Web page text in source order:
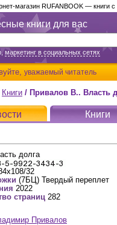
книги для вас
маркетинг в социальных сетях
уважаемый читатель
магазин RUFANBOOK — книги
Книги / Привалов В.. Власть
Книги
долга
32
(7БЦ) Твердый переплет
2022
страниц 282
Привалов